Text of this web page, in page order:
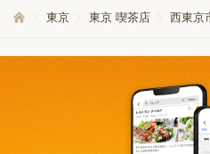
東京 東京 喫茶店 西東京